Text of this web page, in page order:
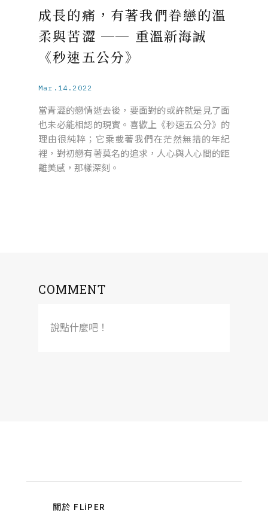
成長的痛，有著我們眷戀的溫
柔與苦澀 ── 重溫新海誠
《秒速五公分》
Mar.14.2022
當青澀的戀情逝去後，要面對的或許就是見了面
也未必能相認的現實。喜歡上《秒速五公分》的
理由很純粹；它乘載著我們在茫然無措的年紀
裡，對初戀有著莫名的追求，人心與人心間的距
離美感，那樣深刻。
COMMENT
說點什麼吧！
關於 FLiPER